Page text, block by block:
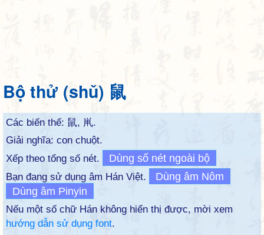
Bộ thử (shǔ) 鼠
Các biến thể: 鼠, 鼡.
Giải nghĩa: con chuột.
Xếp theo tổng số nét.
Dùng số nét ngoài bộ
Bạn đang sử dụng âm Hán Việt.
Dùng âm Nôm
Dùng âm Pinyin
Nếu một số chữ Hán không hiển thị được, mời xem
hướng dẫn sử dụng font.